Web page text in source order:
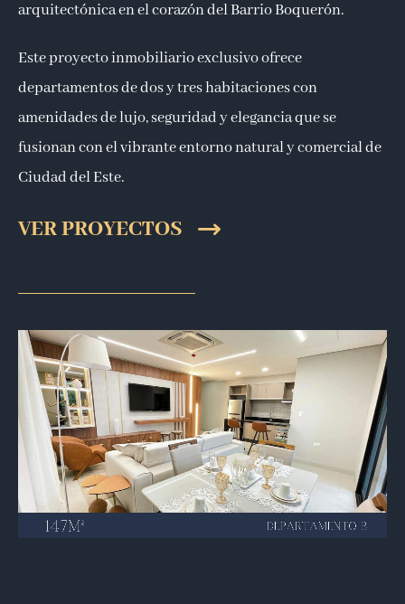
arquitectónica en el corazón del Barrio Boquerón.
Este proyecto inmobiliario exclusivo ofrece
departamentos de dos y tres habitaciones con
amenidades de lujo, seguridad y elegancia que se
fusionan con el vibrante entorno natural y comercial de
Ciudad del Este.
VER PROYECTOS